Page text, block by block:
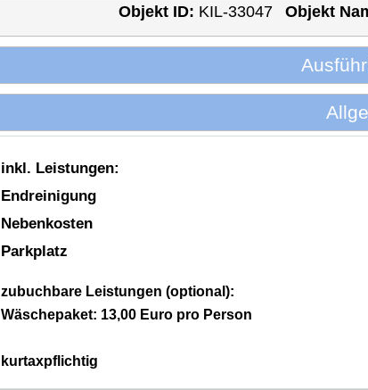
Objekt ID: KIL-33047 Objekt
inkl. Leistungen:
Endreinigung
Nebenkosten
Parkplatz
zubuchbare Leistungen (optional):
Wäschepaket: 13,00 Euro pro Person
kurtaxpflichtig